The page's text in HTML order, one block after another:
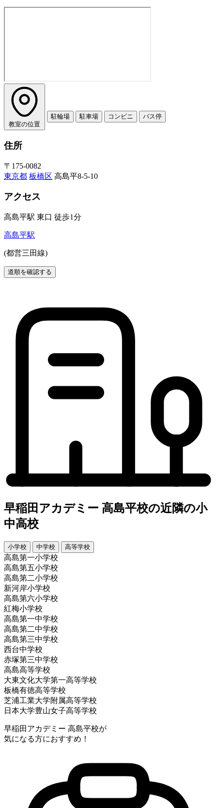
教室の位置
駐輪場 駐車場 コンビニ バス停
住所
〒175-0082
東京都 板橋区 高島平8-5-10
アクセス
高島平駅 東口 徒歩1分
高島平駅
(都営三田線)
道順を確認する
早稲田アカデミー 高島平校の近隣の小
中高校
小学校 中学校 高等学校
高島第一小学校
高島第五小学校
高島第二小学校
新河岸小学校
高島第六小学校
紅梅小学校
高島第一中学校
高島第二中学校
高島第三中学校
西台中学校
赤塚第三中学校
高島高等学校
大東文化大学第一高等学校
板橋有徳高等学校
芝浦工業大学附属高等学校
日本大学豊山女子高等学校
早稲田アカデミー 高島平校が
気になる方におすすめ！